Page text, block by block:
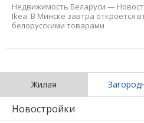
Недвижимость Беларуси —
Ikea. В Минске завтра откроется
белорусскими товарами
Жилая
Новостройки